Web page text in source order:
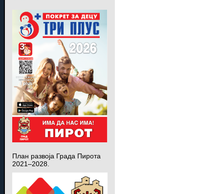
План развоја Града Пирота
2021–2028.